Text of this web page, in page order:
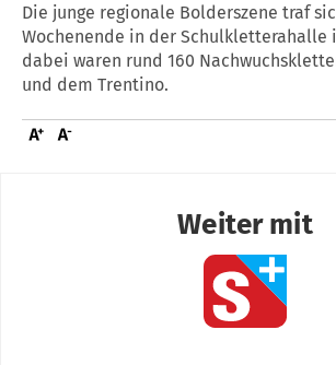
Die junge regionale Bolderszene traf
Wochenende in der Schulkletterahalle
dabei waren rund 160
und dem Trentino.